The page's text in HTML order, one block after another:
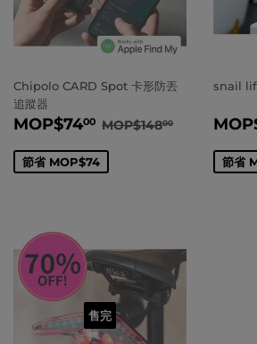
Chipolo CARD Spot 卡形防丟
追蹤器
賣
MOP$7400 MOP$74.00
正常價格
MOP$14800
節省 MOP$74
snail
賣
MOP
節省
售完